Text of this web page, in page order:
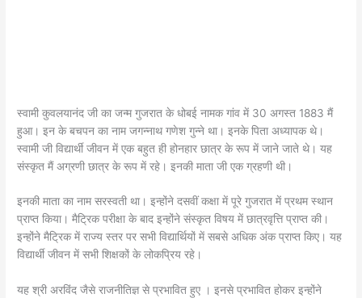
स्वामी कुवलयानंद जी का जन्म गुजरात के धोबई नामक गांव में 30 अगस्त 1883 मैं
हुआ। इन के बचपन का नाम जगन्नाथ गणेश गुन्ने था। इनके पिता अध्यापक थे।
स्वामी जी विद्यार्थी जीवन में एक बहुत ही होनहार छात्र के रूप में जाने जाते थे। यह
संस्कृत मैं अग्रणी छात्र के रूप में रहे। इनकी माता जी एक ग्रहणी थी।
इनकी माता का नाम सरस्वती था। इन्होंने दसवीं कक्षा में पूरे गुजरात में प्रथम स्थान
प्राप्त किया। मैट्रिक परीक्षा के बाद इन्होंने संस्कृत विषय में छात्रवृत्ति प्राप्त की।
इन्होंने मैट्रिक में राज्य स्तर पर सभी विद्यार्थियों में सबसे अधिक अंक प्राप्त किए। यह
विद्यार्थी जीवन में सभी शिक्षकों के लोकप्रिय रहे।
यह श्री अरविंद जैसे राजनीतिज्ञ से प्रभावित हुए । इनसे प्रभावित होकर इन्होंने